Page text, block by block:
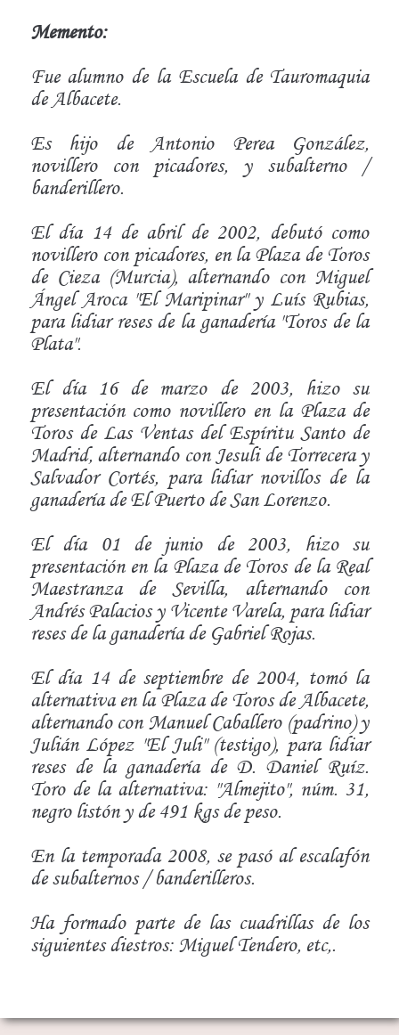
Memento:
Fue alumno de la Escuela de Tauromaquia
de Albacete.
Es hijo de Antonio Perea González,
novillero con picadores, y subalterno /
banderillero.
El día 14 de abril de 2002, debutó como
novillero con picadores, en la Plaza de Toros
de Cieza (Murcia), alternando con Miguel
Ángel Aroca "El Maripinar" y Luís Rubias,
para lidiar reses de la ganadería "Toros de la
Plata".
El día 16 de marzo de 2003, hizo su
presentación como novillero en la Plaza de
Toros de Las Ventas del Espíritu Santo de
Madrid, alternando con Jesuli de Torrecera y
Salvador Cortés, para lidiar novillos de la
ganadería de El Puerto de San Lorenzo.
El día 01 de junio de 2003, hizo su
presentación en la Plaza de Toros de la Real
Maestranza de Sevilla, alternando con
Andrés Palacios y Vicente Varela, para lidiar
reses de la ganadería de Gabriel Rojas.
El día 14 de septiembre de 2004, tomó la
alternativa en la Plaza de Toros de Albacete,
alternando con Manuel Caballero (padrino) y
Julián López "El Juli" (testigo), para lidiar
reses de la ganadería de D. Daniel Ruíz.
Toro de la alternativa: "Almejito", núm. 31,
negro listón y de 491 kgs de peso.
En la temporada 2008, se pasó al escalafón
de subalternos / banderilleros.
Ha formado parte de las cuadrillas de los
siguientes diestros: Miguel Tendero, etc,.